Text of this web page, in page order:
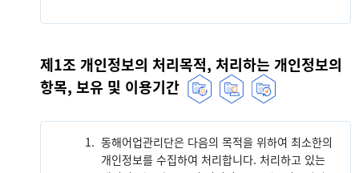
제1조 개인정보의 처리목적, 처리하는 개인정보의
항목, 보유 및 이용기간
1. 동해어업관리단은 다음의 목적을 위하여 최소한의
개인정보를 수집하여 처리합니다. 처리하고 있는